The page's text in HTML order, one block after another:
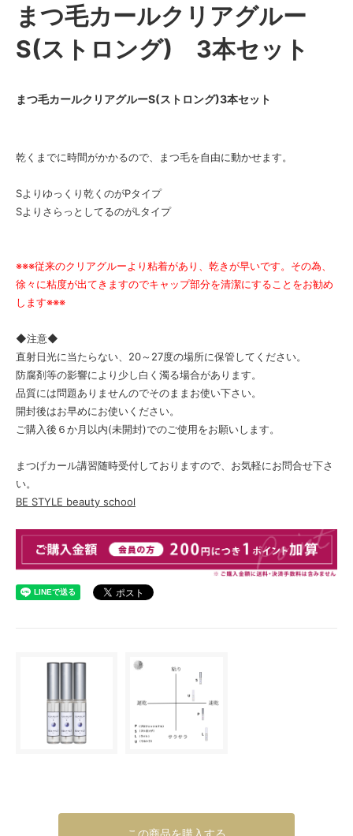
まつ毛カールクリアグルー
S(ストロング) 3本セット
まつ毛カールクリアグルーS(ストロング)3本セット
乾くまでに時間がかかるので、まつ毛を自由に動かせます。
Sよりゆっくり乾くのがPタイプ
SよりさらっとしてるのがLタイプ
※※※従来のクリアグルーより粘着があり、乾きが早いです。その為、
徐々に粘度が出てきますのでキャップ部分を清潔にすることをお勧め
します※※※
◆注意◆
直射日光に当たらない、20～27度の場所に保管してください。
防腐剤等の影響により少し白く濁る場合があります。
品質には問題ありませんのでそのままお使い下さい。
開封後はお早めにお使いください。
ご購入後６か月以内(未開封)でのご使用をお願いします。
まつげカール講習随時受付しておりますので、お気軽にお問合せ下さ
い。
BE STYLE beauty school
この商品を購入する